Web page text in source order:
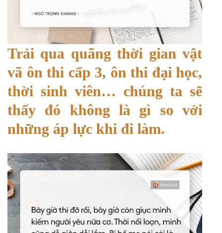
Trải qua quãng thời gian vật
vã ôn thi cấp 3, ôn thi đại học,
thời sinh viên… chúng ta sẽ
thấy đó không là gì so với
những áp lực khi đi làm.